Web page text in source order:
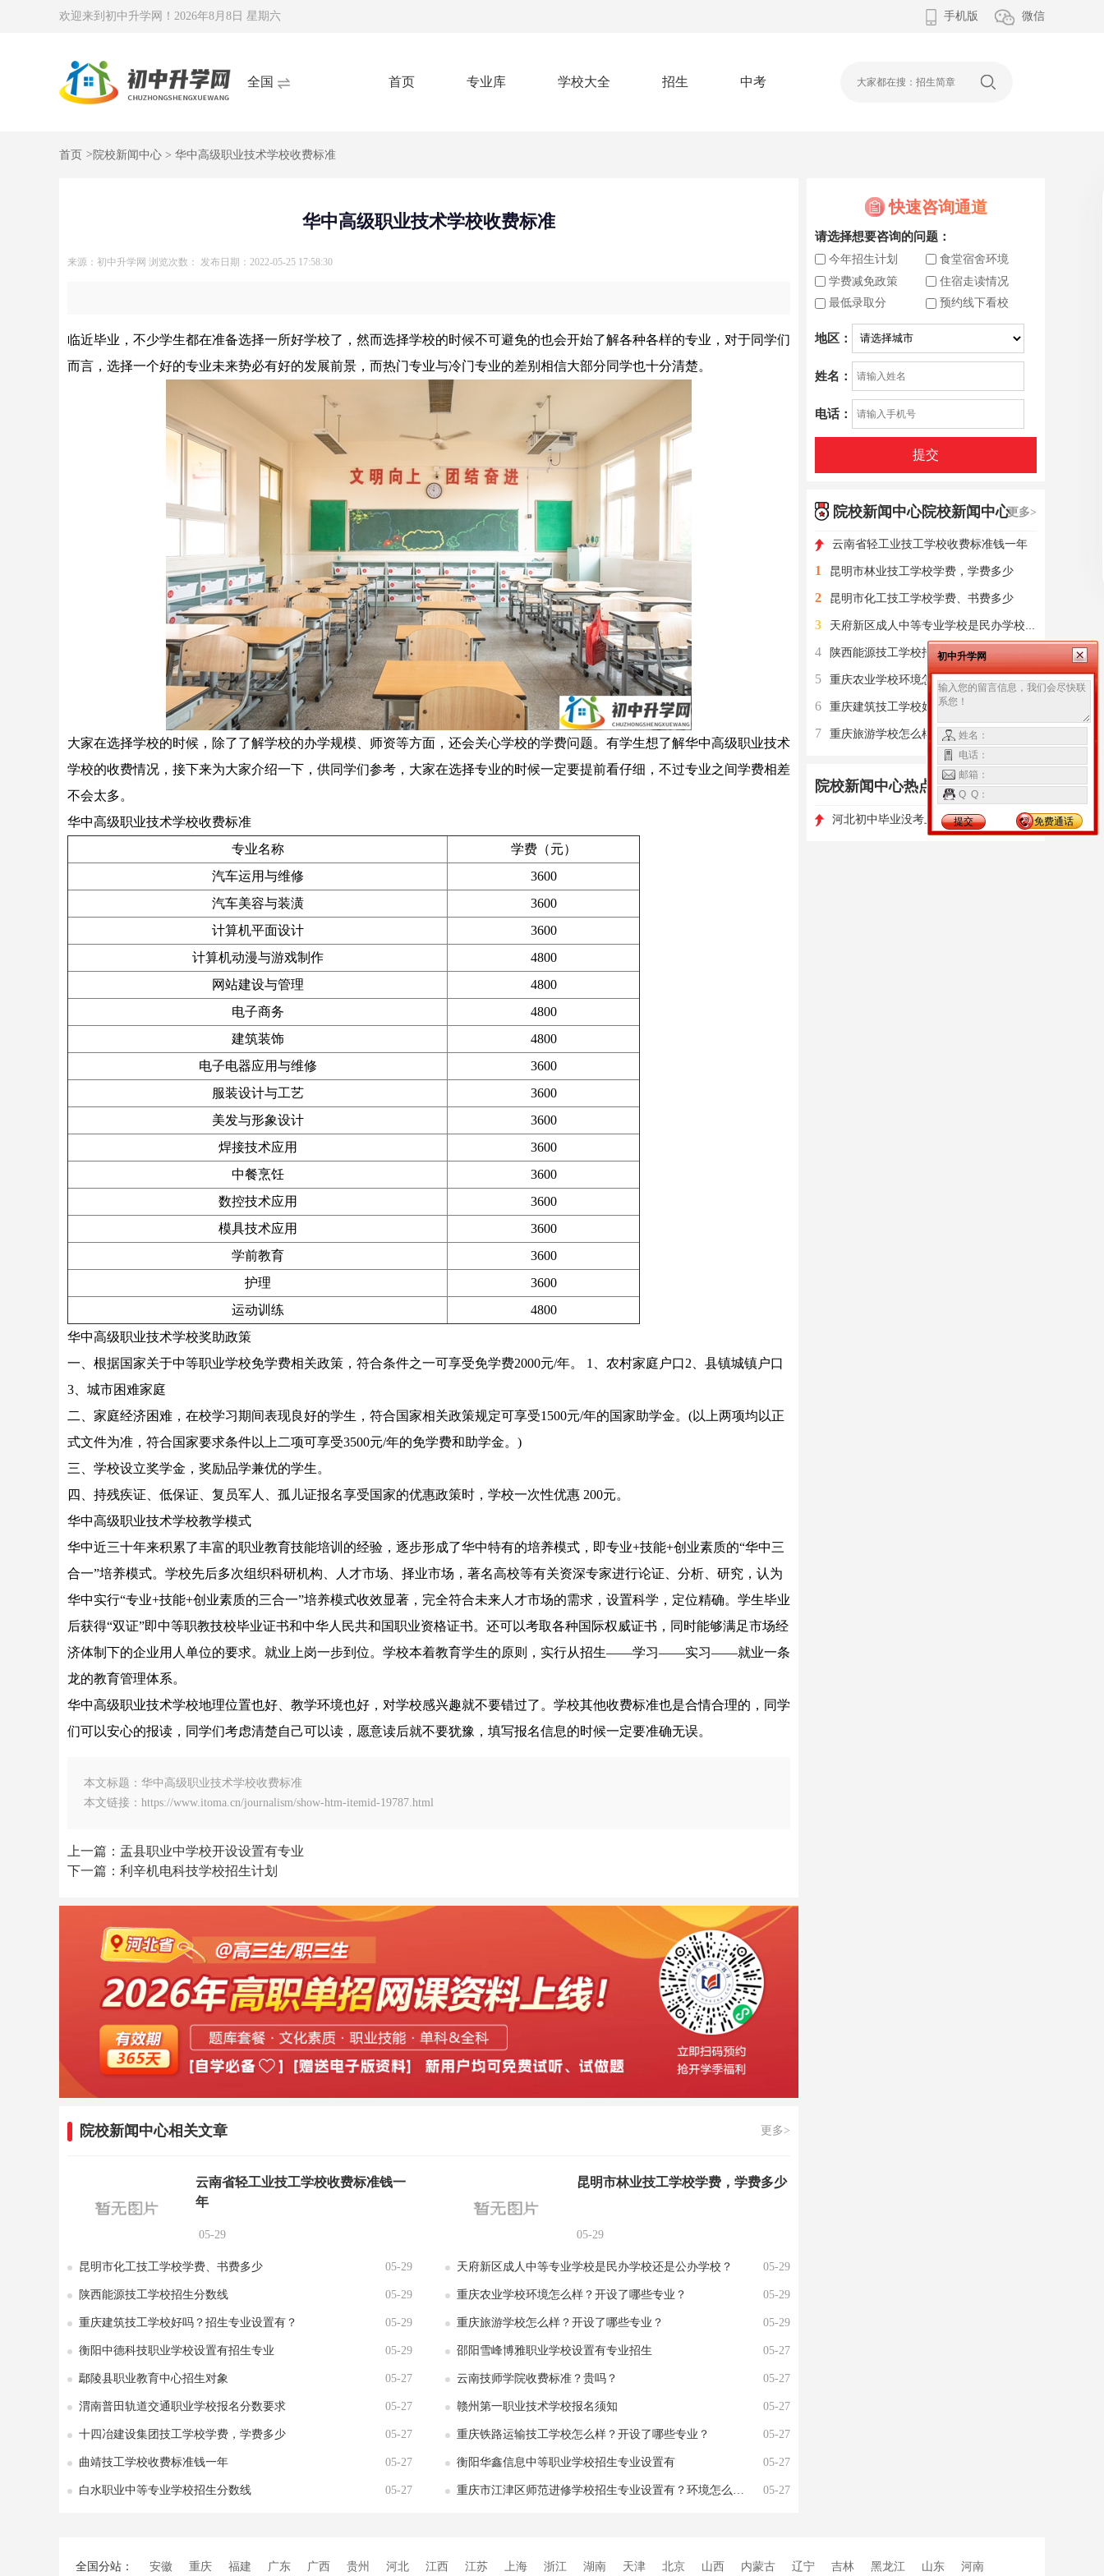
欢迎来到初中升学网！ 2026年8月8日 星期六 手机版 微信
全国 首页 专业库 学校大全 招生 中考
首页 > 院校新闻中心 > 华中高级职业技术学校收费标准
华中高级职业技术学校收费标准
来源：初中升学网 浏览次数： 发布日期：2022-05-25 17:58:30
临近毕业，不少学生都在准备选择一所好学校了，然而选择学校的时候不可避免的也会开始了解各种各样的专业，对于同学们
而言，选择一个好的专业未来势必有好的发展前景，而热门专业与冷门专业的差别相信大部分同学也十分清楚。
大家在选择学校的时候，除了了解学校的办学规模、师资等方面，还会关心学校的学费问题。有学生想了解华中高级职业技术
学校的收费情况，接下来为大家介绍一下，供同学们参考，大家在选择专业的时候一定要提前看仔细，不过专业之间学费相差
不会太多。
华中高级职业技术学校收费标准
专业名称
学费（元）
汽车运用与维修
3600
汽车美容与装潢
3600
计算机平面设计
3600
计算机动漫与游戏制作
4800
网站建设与管理
4800
电子商务
4800
建筑装饰
4800
电子电器应用与维修
3600
服装设计与工艺
3600
美发与形象设计
3600
焊接技术应用
3600
中餐烹饪
3600
数控技术应用
3600
模具技术应用
3600
学前教育
3600
护理
3600
运动训练
4800
华中高级职业技术学校奖助政策
一、根据国家关于中等职业学校免学费相关政策，符合条件之一可享受免学费2000元/年。 1、农村家庭户口2、县镇城镇户口
3、城市困难家庭
二、家庭经济困难，在校学习期间表现良好的学生，符合国家相关政策规定可享受1500元/年的国家助学金。(以上两项均以正
式文件为准，符合国家要求条件以上二项可享受3500元/年的免学费和助学金。)
三、学校设立奖学金，奖励品学兼优的学生。
四、持残疾证、低保证、复员军人、孤儿证报名享受国家的优惠政策时，学校一次性优惠 200元。
华中高级职业技术学校教学模式
华中近三十年来积累了丰富的职业教育技能培训的经验，逐步形成了华中特有的培养模式，即专业+技能+创业素质的“华中三
合一”培养模式。学校先后多次组织科研机构、人才市场、择业市场，著名高校等有关资深专家进行论证、分析、研究，认为
华中实行“专业+技能+创业素质的三合一”培养模式收效显著，完全符合未来人才市场的需求，设置科学，定位精确。学生毕业
后获得“双证”即中等职教技校毕业证书和中华人民共和国职业资格证书。还可以考取各种国际权威证书，同时能够满足市场经
济体制下的企业用人单位的要求。就业上岗一步到位。学校本着教育学生的原则，实行从招生——学习——实习——就业一条
龙的教育管理体系。
华中高级职业技术学校地理位置也好、教学环境也好，对学校感兴趣就不要错过了。学校其他收费标准也是合情合理的，同学
们可以安心的报读，同学们考虑清楚自己可以读，愿意读后就不要犹豫，填写报名信息的时候一定要准确无误。
本文标题：华中高级职业技术学校收费标准
本文链接：https://www.itoma.cn/journalism/show-htm-itemid-19787.html
上一篇：盂县职业中学校开设设置有专业
下一篇：利辛机电科技学校招生计划
院校新闻中心相关文章 更多>
云南省轻工业技工学校收费标准钱一
年
05-29
昆明市林业技工学校学费，学费多少
05-29
昆明市化工技工学校学费、书费多少 05-29 天府新区成人中等专业学校是民办学校还是公办学校？ 05-29
陕西能源技工学校招生分数线 05-29 重庆农业学校环境怎么样？开设了哪些专业？ 05-29
重庆建筑技工学校好吗？招生专业设置有？ 05-29 重庆旅游学校怎么样？开设了哪些专业？ 05-29
衡阳中德科技职业学校设置有招生专业 05-29 邵阳雪峰博雅职业学校设置有专业招生 05-27
鄢陵县职业教育中心招生对象 05-27 云南技师学院收费标准？贵吗？ 05-27
渭南普田轨道交通职业学校报名分数要求 05-27 赣州第一职业技术学校报名须知 05-27
十四冶建设集团技工学校学费，学费多少 05-27 重庆铁路运输技工学校怎么样？开设了哪些专业？ 05-27
曲靖技工学校收费标准钱一年 05-27 衡阳华鑫信息中等职业学校招生专业设置有 05-27
白水职业中等专业学校招生分数线 05-27 重庆市江津区师范进修学校招生专业设置有？环境怎么样？ 05-27
快速咨询通道
请选择想要咨询的问题：
今年招生计划
食堂宿舍环境
学费减免政策
住宿走读情况
最低录取分
预约线下看校
地区：
姓名：
电话：
提交
院校新闻中心院校新闻中心更多>
云南省轻工业技工学校收费标准钱一年
1 昆明市林业技工学校学费，学费多少
2 昆明市化工技工学校学费、书费多少
3 天府新区成人中等专业学校是民办学校还是公办学校？
4 陕西能源技工学校招生分数线
5 重庆农业学校环境怎么样？开设了哪些专业？
6 重庆建筑技工学校好吗？招生专业设置有？
7 重庆旅游学校怎么样？开设了哪些专业？
院校新闻中心热点资讯 更多>
河北初中毕业没考上高中怎么办 高职单招如何选择学校和专业?
全国分站： 安徽 重庆 福建 广东 广西 贵州 河北 江西 江苏 上海 浙江 湖南 天津 北京 山西 内蒙古 辽宁 吉林 黑龙江 山东 河南
初中升学网
姓名：
电话：
邮箱：
Q Q：
提交 免费通话